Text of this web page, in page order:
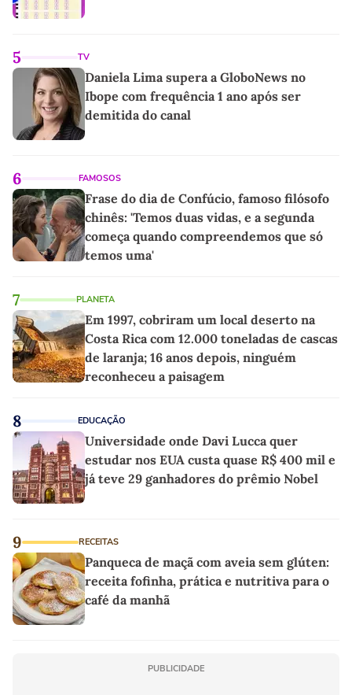
5 TV
Daniela Lima supera a GloboNews no
Ibope com frequência 1 ano após ser
demitida do canal
6 FAMOSOS
Frase do dia de Confúcio, famoso filósofo
chinês: 'Temos duas vidas, e a segunda
começa quando compreendemos que só
temos uma'
7 PLANETA
Em 1997, cobriram um local deserto na
Costa Rica com 12.000 toneladas de cascas
de laranja; 16 anos depois, ninguém
reconheceu a paisagem
8 EDUCAÇÃO
Universidade onde Davi Lucca quer
estudar nos EUA custa quase R$ 400 mil e
já teve 29 ganhadores do prêmio Nobel
9 RECEITAS
Panqueca de maçã com aveia sem glúten:
receita fofinha, prática e nutritiva para o
café da manhã
PUBLICIDADE